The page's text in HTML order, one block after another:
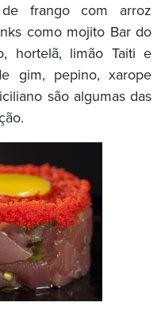
frango com arroz
como mojito Bar do
hortelã, limão Taiti e
gim, pepino, xarope
são algumas das